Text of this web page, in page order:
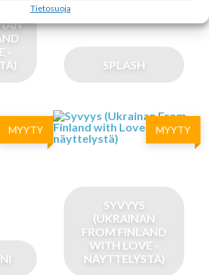
Tietosuoja
-
SPLASH
MYYTY MYYTY
SYVYYS
(UKRAINAN
FROM FINLAND
WITH LOVE -
NÄYTTELYSTÄ)